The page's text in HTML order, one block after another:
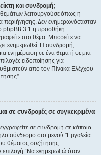
και συνδρομή;
λειτουργούσε όπως η
περιήγησης. Δεν ενημερωνόσασταν
phpBB 3.1 η προσθήκη
στο θέμα. Μπορείτε να
ενημερωθεί. Η συνδρομή,
ενημέρωση σε ένα θέμα ή σε μια
ειδοποίησης για
από τον Πίνακα Ελέγχου
σε συνδρομές σε συγκεκριμένα
σε συνδρομή σε κάποιο
σύνδεσμο στο μενού "Εργαλεία
θέματος συζήτησης.
επιλογή “Να ενημερωθώ όταν